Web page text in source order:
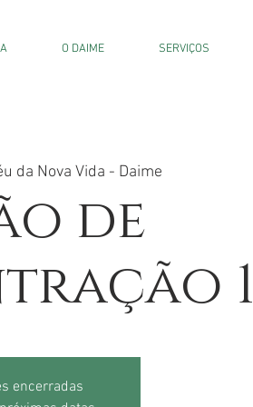
O DAIME SERVIÇOS
da Nova Vida - Daime
de
1
encerradas